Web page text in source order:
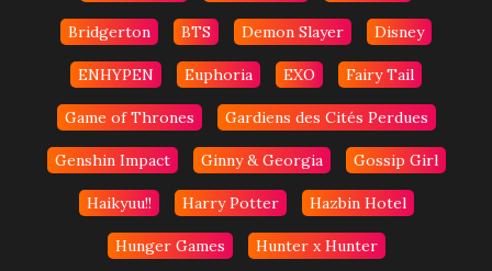
Bridgerton BTS Demon Slayer Disney
ENHYPEN Euphoria EXO Fairy Tail
Game of Thrones Gardiens des Cités Perdues
Genshin Impact Ginny & Georgia Gossip Girl
Haikyuu!! Harry Potter Hazbin Hotel
Hunger Games Hunter x Hunter